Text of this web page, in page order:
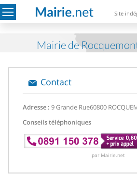
Site
Mairie de
Contact
Adresse : 9 Grande Rue60800
Conseils téléphoniques
par Mairie.net